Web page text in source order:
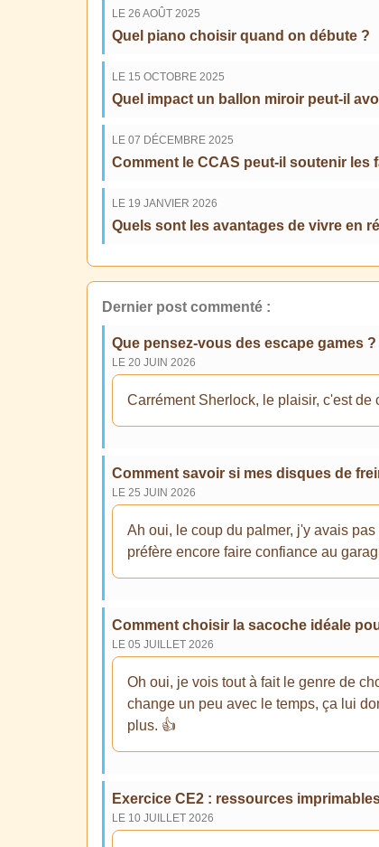
LE 26 AOÛT 2025
Quel piano choisir quand on débute ?
LE 15 OCTOBRE 2025
Quel impact un ballon miroir peut-il
LE 07 DÉCEMBRE 2025
Comment le CCAS peut-il soutenir les
LE 19 JANVIER 2026
Quels sont les avantages de vivre en
Dernier post commenté :
Que pensez-vous des escape games
LE 20 JUIN 2026
Carrément Sherlock, le plaisir, c'est de
Comment savoir si mes disques de
LE 25 JUIN 2026
Ah oui, le coup du palmer, j'y avais
préfère encore faire confiance au
Comment choisir la sacoche idéale
LE 05 JUILLET 2026
Oh oui, je vois tout à fait le genre de
change un peu avec le temps, ça lui
plus. 👍
Exercice CE2 : ressources
LE 10 JUILLET 2026